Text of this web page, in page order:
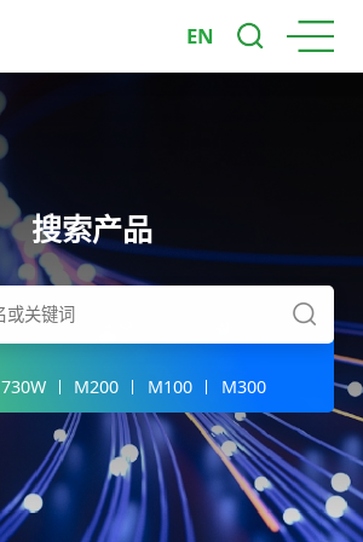
EN
搜索产品
730W M200 M100 M300